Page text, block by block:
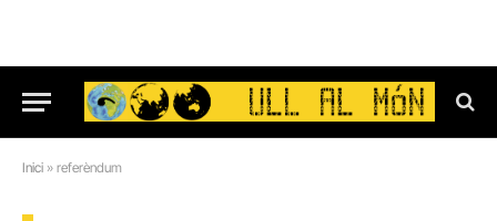
Inici » referèndum